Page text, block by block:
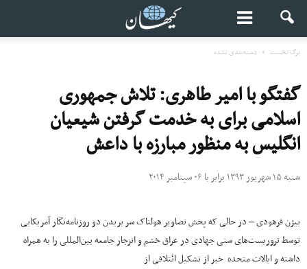
برگ نخست دسته‌بندی نشده
گفتگو با امیر طاهری: تلاش جمهوری
اسلامی برای به خدمت گرفتن شیعیان
انگلیس به منظور مبارزه با داعش
شنبه ۱۵ شهریور ۱۳۹۳ برابر با ۰۶ سپتامبر ۲۰۱۴
بیژن فرهودی – در حالی که پخش تصاویر هولناک سر بریدن دو روزنامه‌نگار آمریکایی
توسط تروریست‌های سنی جهادی در عراق خشم و انزجار جامعه بین‌المللی را به همراه
داشته و ایالات متحده خبر از تشکیل ائتلافی از